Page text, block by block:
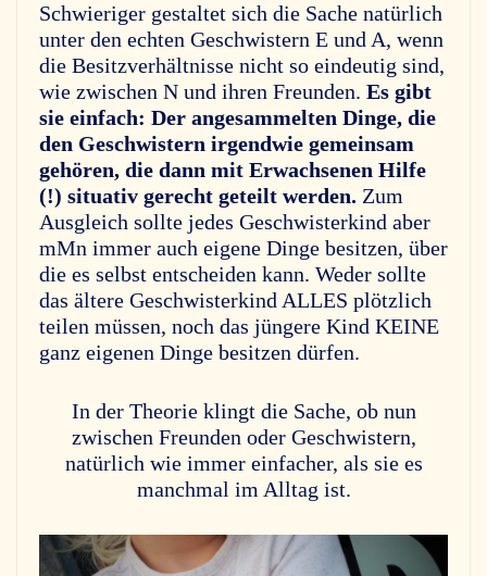
Schwieriger gestaltet sich die Sache natürlich
unter den echten Geschwistern E und A, wenn
die Besitzverhältnisse nicht so eindeutig sind,
wie zwischen N und ihren Freunden. Es gibt
sie einfach: Der angesammelten Dinge, die
den Geschwistern irgendwie gemeinsam
gehören, die dann mit Erwachsenen Hilfe
(!) situativ gerecht geteilt werden. Zum
Ausgleich sollte jedes Geschwisterkind aber
mMn immer auch eigene Dinge besitzen, über
die es selbst entscheiden kann. Weder sollte
das ältere Geschwisterkind ALLES plötzlich
teilen müssen, noch das jüngere Kind KEINE
ganz eigenen Dinge besitzen dürfen.
In der Theorie klingt die Sache, ob nun
zwischen Freunden oder Geschwistern,
natürlich wie immer einfacher, als sie es
manchmal im Alltag ist.